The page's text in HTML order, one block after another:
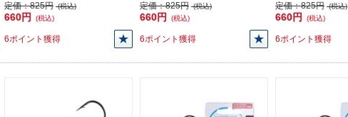
定価：825円 (税込)
660円 (税込)
6ポイント獲得
定価：825円 (税込)
660円 (税込)
6ポイント獲得
定価：825円 (税込)
660円 (税込)
6ポイント獲得